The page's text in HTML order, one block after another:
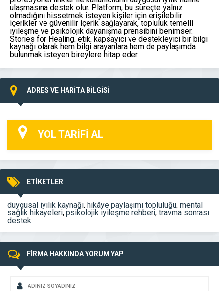
ulaşmasına destek olur. Platform, bu süreçte yalnız
olmadığını hissetmek isteyen kişiler için erişilebilir
içerikler ve güvenilir içerik sağlayarak, topluluk temelli
iyileşme ve psikolojik dayanışma prensibini benimser.
Stories for Healing, etik, kapsayıcı ve destekleyici bir bilgi
kaynağı olarak hem bilgi arayanlara hem de paylaşımda
bulunmak isteyen bireylere hitap eder.
ADRES VE HARİTA BİLGİSİ
YOL TARİFİ AL
ETİKETLER
duygusal iyilik kaynağı, hikâye paylaşımı topluluğu, mental
sağlık hikayeleri, psikolojik iyileşme rehberi, travma sonrası
destek
FİRMA HAKKINDA YORUM YAP